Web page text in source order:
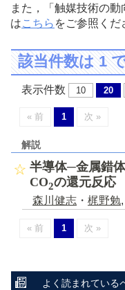
また，「触媒技術の
はこちら をご参照くだ
該当件数は 1
表示件数 10 20
« 前 1 次 »
解説
半導体─金属錯
CO2の還元反応
森川健志 ・ 梶野勉,
« 前 1 次 »
よく読まれている